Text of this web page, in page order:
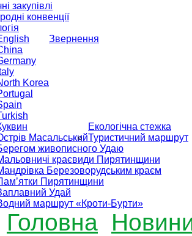
закупівлі
конвенції
Звернення
Korea
Екологічна стежка
МасальськийТуристичний маршрут
живописного Удаю
краєвиди Пирятинщини
Березоворудським краєм
Пирятинщини
Удай
маршрут «Кроти-Бурти»
Головна